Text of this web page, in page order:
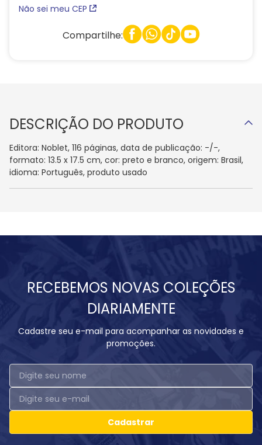
Não sei meu CEP
Compartilhe:
DESCRIÇÃO DO PRODUTO
Editora: Noblet, 116 páginas, data de publicação: -/-,
formato: 13.5 x 17.5 cm, cor: preto e branco, origem: Brasil,
idioma: Português, produto usado
RECEBEMOS NOVAS COLEÇÕES
DIARIAMENTE
Cadastre seu e-mail para acompanhar as novidades e
promoções.
Cadastrar